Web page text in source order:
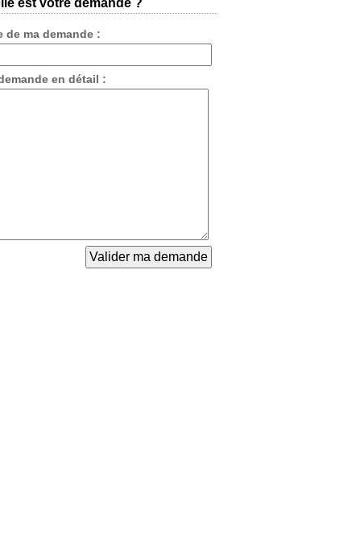
Cote d'Ivoi
mast
je voudr
j
un
gouvern
obten
est votre demande ?
de ma demande :
en détail :